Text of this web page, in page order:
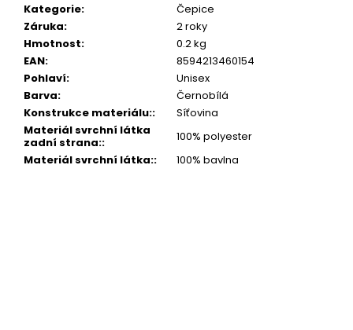
Kategorie:
Čepice
Záruka:
2 roky
Hmotnost:
0.2 kg
EAN:
8594213460154
Pohlaví:
Unisex
Barva:
Černobílá
Konstrukce materiálu::
Síťovina
Materiál svrchní látka
zadní strana::
100% polyester
Materiál svrchní látka:: 100% bavlna
e
m
e